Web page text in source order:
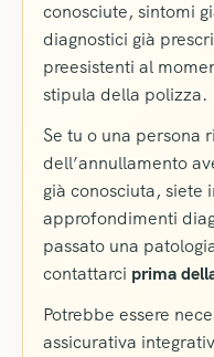
conosciute, sintomi
diagnostici già
preesistenti al
stipula della polizza.
Se tu o una persona
dell’annullamento
già conosciuta, siete
approfondimenti
passato una
contattarci prima
Potrebbe essere
assicurativa